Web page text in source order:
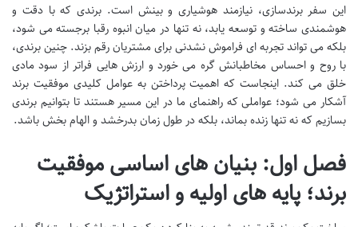
این سفر برندسازی، نیازمند هوشیاری و بینش است. برندی که با دقت و
هوشمندی ساخته و توسعه یابد، نه تنها در میان انبوه رقبا برجسته می شود،
بلکه می تواند تجربه ای فراموش نشدنی برای مشتریان رقم بزند. چنین برندی،
با روح و احساس مخاطبانش گره می خورد و ارزش هایی فراتر از سود مادی
خلق می کند. اینجاست که اهمیت پرداختن به عوامل کلیدی موفقیت برند
آشکار می شود؛ عواملی که راهنمای ما در این مسیر هستند تا بتوانیم برندی
بسازیم که نه تنها زنده بماند، بلکه در طول زمان بدرخشد و الهام بخش باشد.
فصل اول: بنیان های اساسی موفقیت
برند؛ پایه های اولیه و استراتژیک